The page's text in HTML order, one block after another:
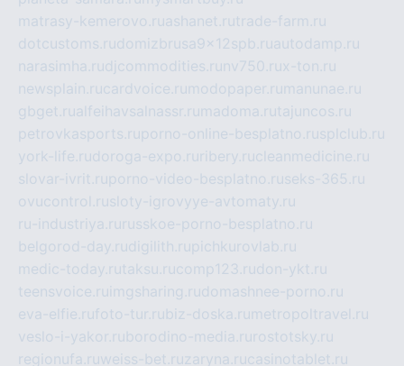
matrasy-kemerovo.ruashanet.rutrade-farm.ru
dotcustoms.rudomizbrusa9x12spb.ruautodamp.ru
narasimha.rudjcommodities.ru nv750.rux-ton.ru
newsplain.rucardvoice.ru modopaper.ru manunae.ru
gbget.rualfeihavsalnassr.ru madoma.rutajuncos.ru
petrovkasports.ruporno-online-besplatno.rusplclub.ru
york-life.rudoroga-expo.ru ribery.rucleanmedicine.ru
slovar-ivrit.ruporno-video-besplatno.ruseks-365.ru
ovucontrol.rusloty-igrovyye-avtomaty.ru
ru-industriya.ru russkoe-porno-besplatno.ru
belgorod-day.rudigilith.rupichkurovlab.ru
medic-today.rutaksu.rucomp123.rudon-ykt.ru
teensvoice.ru imgsharing.rudomashnee-porno.ru
eva-elfie.rufoto-tur.rubiz-doska.ru metropoltravel.ru
veslo-i-yakor.ruborodino-media.ru rostotsky.ru
regionufa.ruweiss-bet.ruzaryna.rucasinotablet.ru